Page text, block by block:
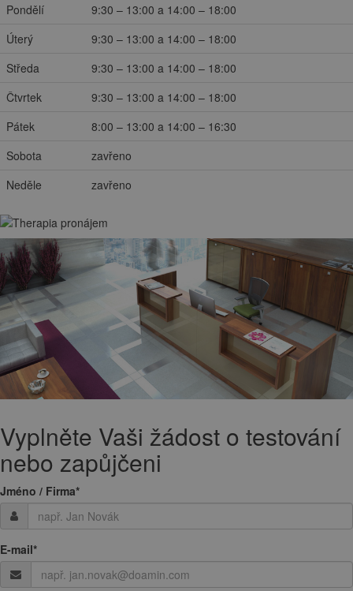
Pondělí
9:30 – 13:00 a 14:00 – 18:00
Úterý
9:30 – 13:00 a 14:00 – 18:00
Středa
9:30 – 13:00 a 14:00 – 18:00
Čtvrtek
9:30 – 13:00 a 14:00 – 18:00
Pátek
8:00 – 13:00 a 14:00 – 16:30
Sobota
zavřeno
Neděle
zavřeno
Vyplněte Vaši žádost o testování
nebo zapůjčeni
Jméno / Firma*
E-mail*